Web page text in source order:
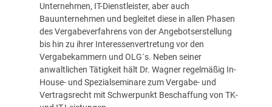
Unternehmen, IT-Dienstleister, aber auch
Bauunternehmen und begleitet diese in allen Phasen
des Vergabeverfahrens von der Angebotserstellung
bis hin zu ihrer Interessenvertretung vor den
Vergabekammern und OLG´s. Neben seiner
anwaltlichen Tätigkeit hält Dr. Wagner regelmäßig In-
House- und Spezialseminare zum Vergabe- und
Vertragsrecht mit Schwerpunkt Beschaffung von TK-